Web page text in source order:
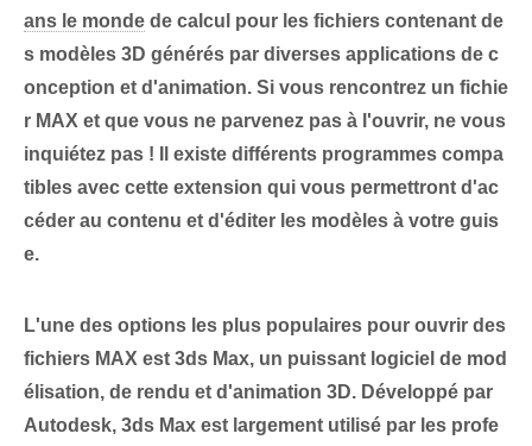
ans le monde de calcul pour les fichiers contenant de
s modèles 3D générés par diverses applications de c
onception et d'animation. Si vous rencontrez un fichie
r MAX et que vous ne parvenez pas à l'ouvrir, ne vous
inquiétez pas ! Il existe différents programmes compa
tibles avec cette extension qui vous permettront d'ac
céder au contenu et d'éditer les modèles à votre guis
e.
L'une des options les plus populaires pour ouvrir des
fichiers MAX est 3ds Max, un puissant logiciel de mod
élisation, de rendu et d'animation 3D. Développé par
Autodesk, 3ds Max est largement utilisé par les profe